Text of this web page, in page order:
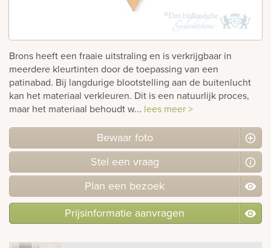
Brons heeft een fraaie uitstraling en is verkrijgbaar in
meerdere kleurtinten door de toepassing van een
patinabad. Bij langdurige blootstelling aan de buitenlucht
kan het materiaal verkleuren. Dit is een natuurlijk proces,
maar het materiaal behoudt w... lees meer >
Bewaar foto
Stel een vraag
Plan een bezoek
Prijsinformatie aanvragen